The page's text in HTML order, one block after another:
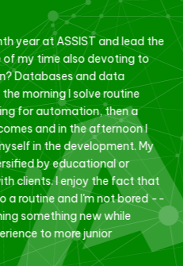
year at ASSIST and lead the
of my time also devoting to
Databases and data
morning I solve routine
for automation, then a
and in the afternoon I
in the development. My
by educational or
clients. I enjoy the fact that
a routine and I'm not bored --
something new while
to more junior